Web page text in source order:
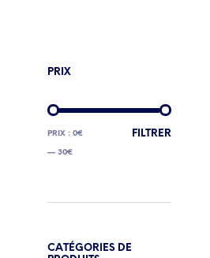
PRIX
PRIX
MIN
PRIX
MAX
FILTRER
PRIX : 0€
— 30€
CATÉGORIES DE